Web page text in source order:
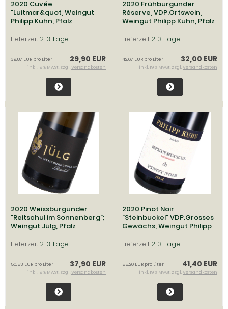
2020 Cuvée
"Luitmar&quot, Weingut
Philipp Kuhn, Pfalz
Lieferzeit:2-3 Tage
29,90 EUR
39,87 EUR pro Liter
inkl. 19 % MwSt. zzgl.Versandkosten
2020 Frühburgunder
Réserve, VDP.Ortswein,
Weingut Philipp Kuhn, Pfalz
Lieferzeit:2-3 Tage
32,00 EUR
42,67 EUR pro Liter
inkl. 19 % MwSt. zzgl.Versandkosten
2020 Weissburgunder
"Reitschul im Sonnenberg";
Weingut Jülg, Pfalz
Lieferzeit:2-3 Tage
37,90 EUR
50,53 EUR pro Liter
inkl. 19 % MwSt. zzgl.Versandkosten
2020 Pinot Noir
"Steinbuckel" VDP.Grosses
Gewächs, Weingut Philipp
Kuhn, Pfalz
Lieferzeit:2-3 Tage
41,40 EUR
55,20 EUR pro Liter
inkl. 19 % MwSt. zzgl.Versandkosten